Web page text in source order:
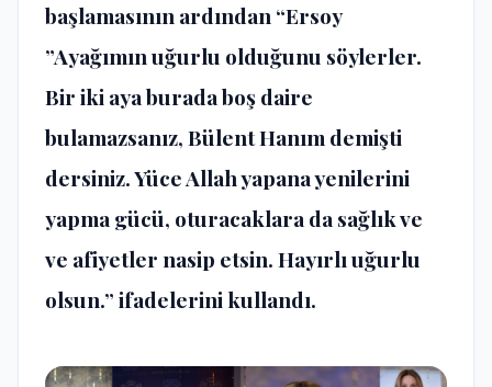
başlamasının ardından “Ersoy
”Ayağımın uğurlu olduğunu söylerler.
Bir iki aya burada boş daire
bulamazsanız, Bülent Hanım demişti
dersiniz. Yüce Allah yapana yenilerini
yapma gücü, oturacaklara da sağlık ve
ve afiyetler nasip etsin. Hayırlı uğurlu
olsun.” ifadelerini kullandı.